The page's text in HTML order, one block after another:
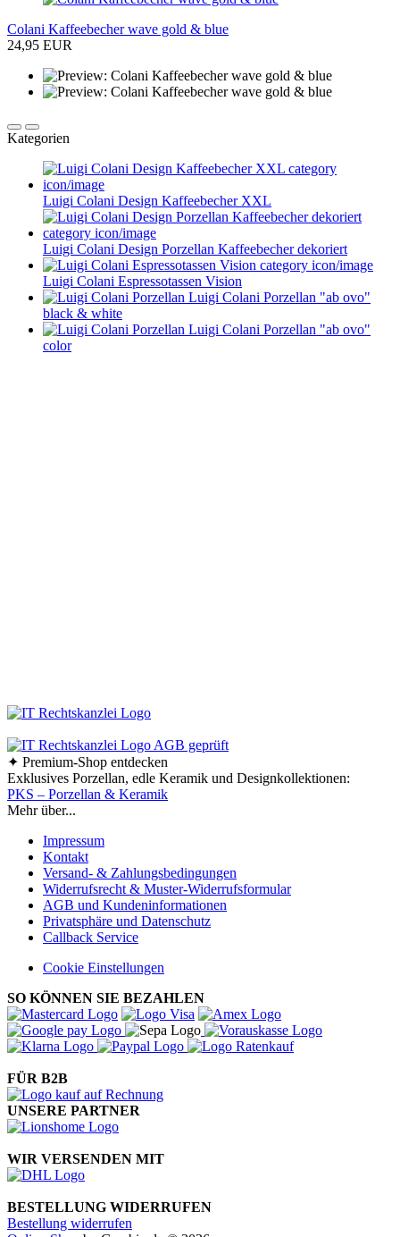
Colani Kaffeebecher wave gold & blue
24,95 EUR
Kategorien
Luigi Colani Design Kaffeebecher XXL
Luigi Colani Design Porzellan Kaffeebecher dekoriert
Luigi Colani Espressotassen Vision
Luigi Colani Porzellan "ab ovo"
black & white
Luigi Colani Porzellan "ab ovo"
color
✦ Premium-Shop entdecken
Exklusives Porzellan, edle Keramik und Designkollektionen:
PKS – Porzellan & Keramik
Mehr über...
Impressum
Kontakt
Versand- & Zahlungsbedingungen
Widerrufsrecht & Muster-Widerrufsformular
AGB und Kundeninformationen
Privatsphäre und Datenschutz
Callback Service
Cookie Einstellungen
SO KÖNNEN SIE BEZAHLEN
FÜR B2B
UNSERE PARTNER
WIR VERSENDEN MIT
BESTELLUNG WIDERRUFEN
Bestellung widerrufen